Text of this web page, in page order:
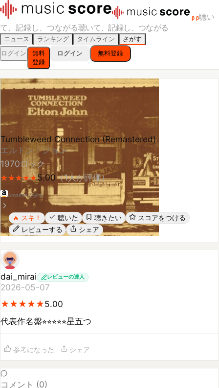
β β聴い
て、記録し、つながる聴いて、記録し、つながる
ニュース ランキング タイムライン
さがす
ログイン
無料
登録
ログイン 無料登録
Tumbleweed Connection (Remastered)
エルトン・ジョン
1970 ロック
★
★★
★★
★ ★
★ ★
★5.00（1 人が評価）
Amazonで探す
スキ！ 聴いた 聴きたい スコアをつける
レビューする シェア
dai_mirai
2026-05-07
★
★★
★★
★★
★★
★5.00
参考になった シェア
コメント (0
まだコメントがありません